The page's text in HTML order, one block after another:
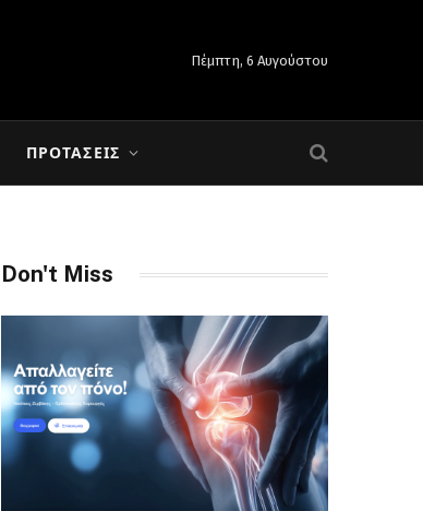
Πέμπτη, 6 Αυγούστου
ΠΡΟΤΆΣΕΙΣ
Don't Miss